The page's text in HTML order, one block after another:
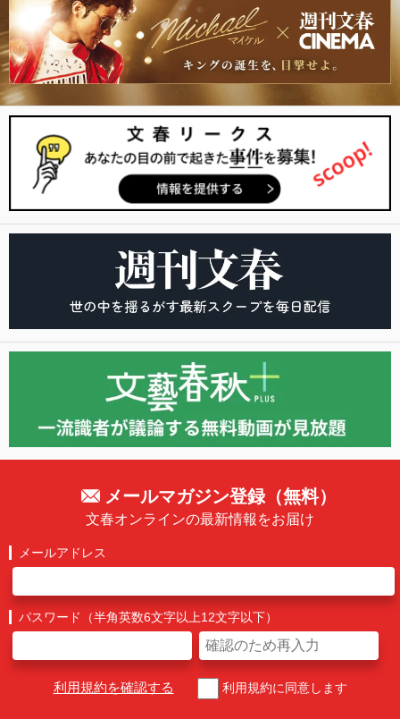
メールマガジン登録（無料）
文春オンラインの最新情報をお届け
メールアドレス
パスワード（半角英数6文字以上12文字以下）
利用規約を確認する 利用規約に同意します